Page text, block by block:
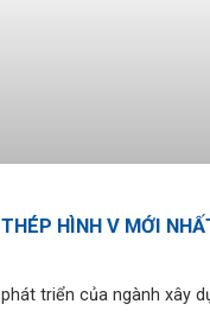
HÌNH V MỚI
triển của ngành xây